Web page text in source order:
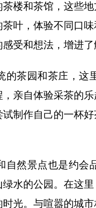
楼和茶馆，这些
叶，体验不同口
受和想法，增进了
的茶园和茶庄，
亲自体验采茶的
制作自己的一杯
自然景点也是约
水的公园。在这
光。与喧嚣的城